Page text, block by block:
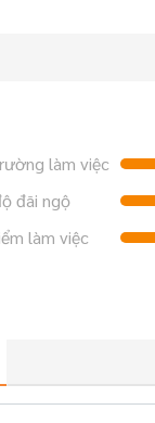
làm việc
đãi ngộ
làm việc